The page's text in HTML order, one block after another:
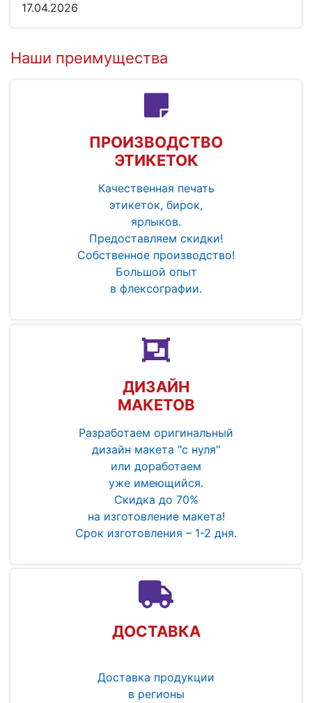
17.04.2026
Наши преимущества
ПРОИЗВОДСТВО
ЭТИКЕТОК
Качественная печать
этикеток, бирок,
ярлыков.
Предоставляем скидки!
Собственное производство!
Большой опыт
в флексографии.
ДИЗАЙН
МАКЕТОВ
Разработаем оригинальный
дизайн макета "с нуля"
или доработаем
уже имеющийся.
Скидка до 70%
на изготовление макета!
Срок изготовления – 1-2 дня.
ДОСТАВКА
Доставка продукции
в регионы